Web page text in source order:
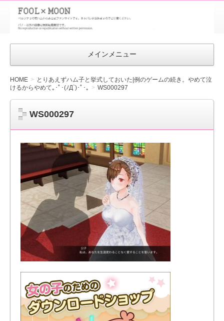
FOOL×MOON
｜ペルソナ
3 荒ハム中
メインメニュー
HOME
とりあえずハム子と挙式しておいた|例のゲームの続き。やめて泣
けるからやめて｡･ﾟ･(ﾉД`)･ﾟ･｡
WS000297
WS000297